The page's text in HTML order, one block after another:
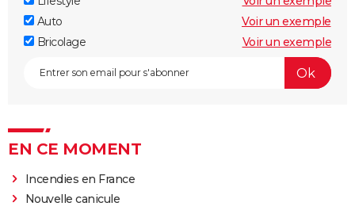
Auto
Voir un exemple
Bricolage
Voir un exemple
EN CE MOMENT
Incendies en France
Nouvelle canicule